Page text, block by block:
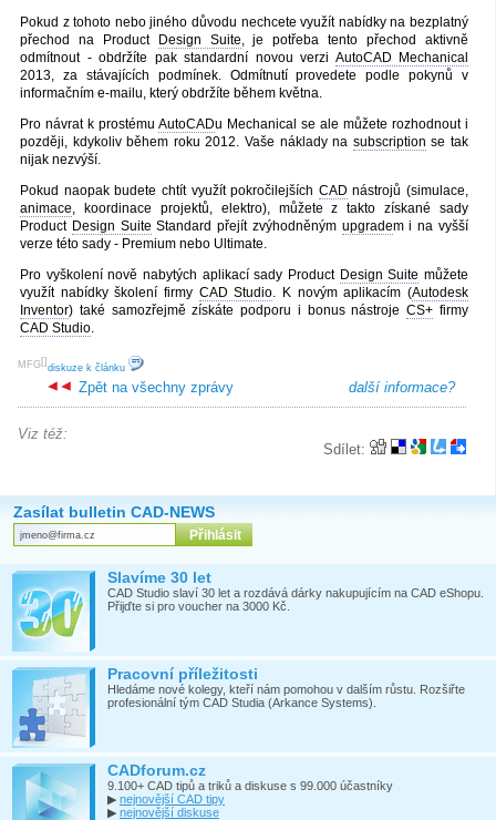
Pokud z tohoto nebo jiného důvodu nechcete využít nabídky na bezplatný
přechod na Product
Design Suite, je potřeba tento přechod aktivně
odmítnout - obdržíte pak standardní novou verzi AutoCAD Mechanical
2013, za stávajících podmínek. Odmítnutí provedete podle pokynů v
informačním e-mailu, který obdržíte během května.
Pro návrat k prostému AutoCADu Mechanical se ale můžete rozhodnout i
později, kdykoliv během roku 2012. Vaše náklady na subscription se tak
nijak nezvýší.
Pokud naopak budete chtít využít pokročilejších CAD nástrojů (simulace,
animace, koordinace projektů, elektro), můžete z takto získané sady
Product Design Suite Standard přejít zvýhodněným upgradem i na vyšší
verze této sady - Premium nebo Ultimate.
Pro vyškolení nově nabytých aplikací sady Product Design Suite můžete
využít nabídky školení firmy CAD Studio. K novým aplikacím (Autodesk
Inventor) také samozřejmě získáte podporu i bonus nástrojeCS+ firmy
CAD Studio.
[
MFG ]
diskuze k článku
další informace?
Zpět na všechny zprávy
Sdílet:
Viz též:
Zasílat bulletin CAD-NEWS
Slavíme 30 let
CAD Studio slaví 30 let a rozdává dárky nakupujícím na CAD eShopu.
Přijďte si pro voucher na 3000 Kč.
Pracovní příležitosti
Hledáme nové kolegy, kteří nám pomohou v dalším růstu. Rozšiřte
profesionální tým CAD Studia (Arkance Systems).
CADforum.cz
9.100+ CAD tipů a triků a diskuse s 99.000 účastníky
▶ nejnovější CAD tipy
▶ nejnovější diskuse